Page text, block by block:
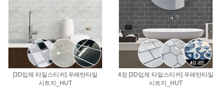
[3D입체 타일스티커] 우레탄타일
시트지_HUT
4장 [3D입체 타일스티커] 우레탄타일
시트지_HUT